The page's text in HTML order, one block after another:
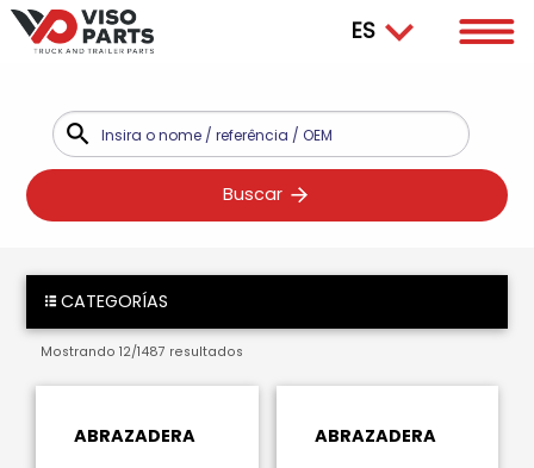
Buscar
CATEGORÍAS
Mostrando12/1487 resultados
ABRAZADERA ABRAZADERA